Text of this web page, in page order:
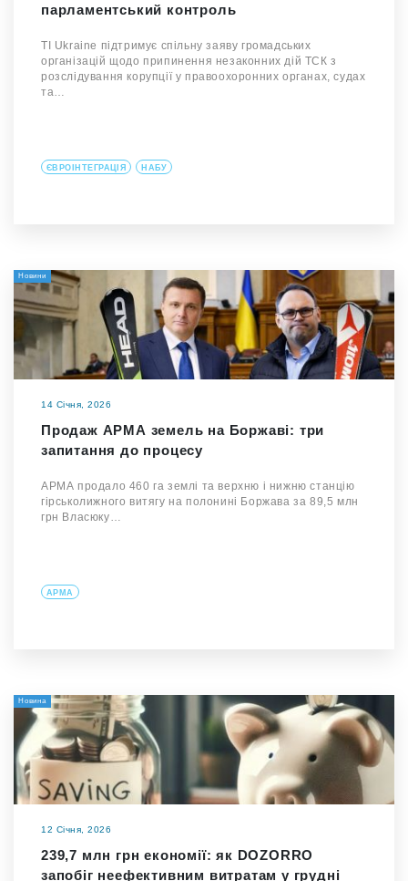
парламентський контроль
TI Ukraine підтримує спільну заяву громадських
організацій щодо припинення незаконних дій ТСК з
розслідування корупції у правоохоронних органах, судах
та…
ЄВРОІНТЕГРАЦІЯ НАБУ
Новини
14 Січня, 2026
Продаж АРМА земель на Боржаві: три
запитання до процесу
АРМА продало 460 га землі та верхню і нижню станцію
гірськолижного витягу на полонині Боржава за 89,5 млн
грн Власюку…
АРМА
Новина
12 Січня, 2026
239,7 млн грн економії: як DOZORRO
запобіг неефективним витратам у грудні